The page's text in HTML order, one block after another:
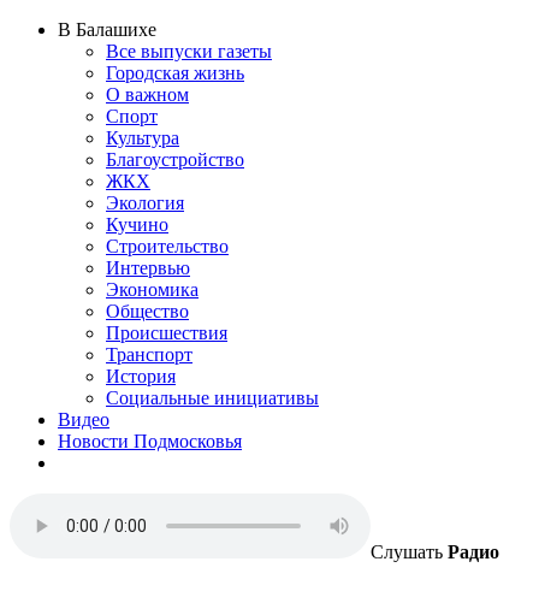
В Балашихе
Все выпуски газеты
Городская жизнь
О важном
Спорт
Культура
Благоустройство
ЖКХ
Экология
Кучино
Строительство
Интервью
Экономика
Общество
Происшествия
Транспорт
История
Социальные инициативы
Видео
Новости Подмосковья
Слушать Радио